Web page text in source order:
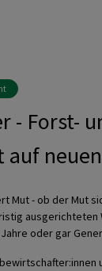
- Forst-
Mut - ob der Mut
ausgerichteten
oder gar